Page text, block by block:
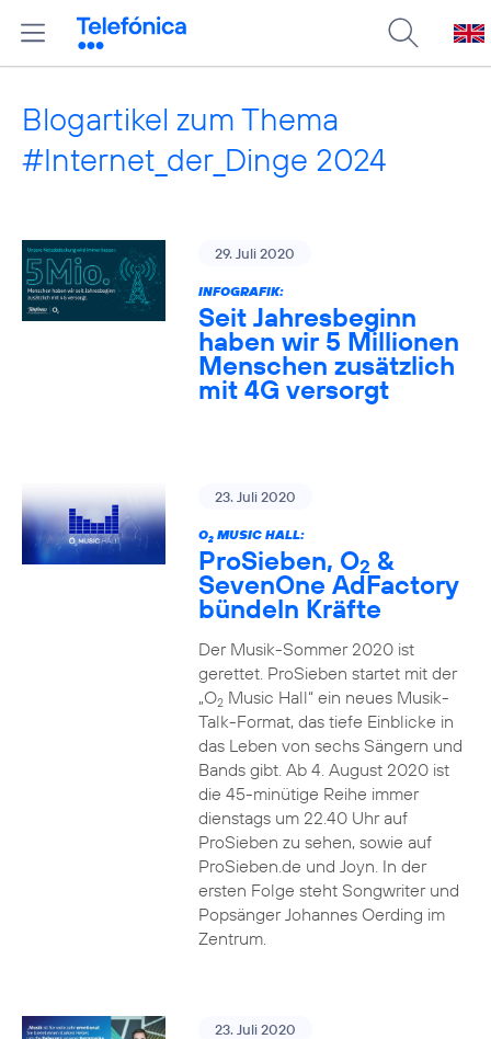
Blogartikel zum Thema
#Internet_der_Dinge 2024
29. Juli 2020
INFOGRAFIK:
Seit Jahresbeginn
haben wir 5 Millionen
Menschen zusätzlich
mit 4G versorgt
23. Juli 2020
O2MUSIC HALL:
ProSieben, O2 &
SevenOne AdFactory
bündeln Kräfte
Der Musik-Sommer 2020 ist
gerettet. ProSieben startet mit der
„O2Music Hall“ ein neues Musik-
Talk-Format, das tiefe Einblicke in
das Leben von sechs Sängern und
Bands gibt. Ab 4. August 2020 ist
die 45-minütige Reihe immer
dienstags um 22.40 Uhr auf
ProSieben zu sehen, sowie auf
ProSieben.de und Joyn. In der
ersten Folge steht Songwriter und
Popsänger Johannes Oerding im
Zentrum.
23. Juli 2020